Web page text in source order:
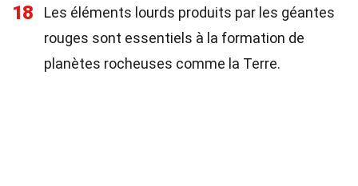
18
Les éléments lourds produits par les géantes
rouges sont essentiels à la formation de
planètes rocheuses comme la Terre.